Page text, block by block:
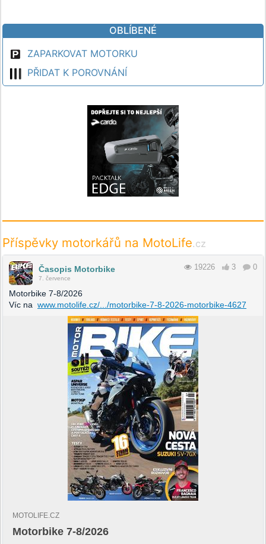
OBLÍBENÉ
ZAPARKOVAT MOTORKU
PŘIDAT K POROVNÁNÍ
Příspěvky motorkářů na MotoLife.cz
Časopis Motorbike
7. července
19226 3 0
Motorbike 7-8/2026
Víc na www.motolife.cz/.../motorbike-7-8-2026-motorbike-4627
MOTOLIFE.CZ
Motorbike 7-8/2026